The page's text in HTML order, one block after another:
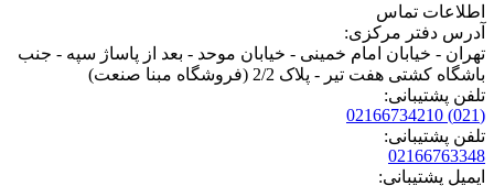
اطلاعات تماس
آدرس دفتر مرکزی:
تهران - خیابان امام خمینی - خیابان موحد - بعد از پاساژ سپه - جنب
باشگاه کشتی هفت تیر - پلاک 2/2 (فروشگاه مبنا صنعت)
تلفن پشتیبانی:
(021)
تلفن پشتیبانی:
02166763348
ایمیل پشتیبانی: